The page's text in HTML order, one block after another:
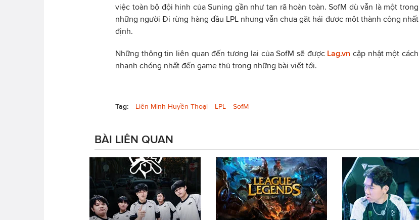
việc toàn bộ đội hinh của Suning gần như tan rã hoàn toàn. SofM dù vẫn là một trong
những người Đi rừng hàng đầu LPL nhưng vẫn chưa gặt hái được một thành công nhất
định.
Những thông tin liên quan đến tương lai của SofM sẽ được Lag.vn cập nhật một cách
nhanh chóng nhất đến game thủ trong những bài viết tới.
Tag: Liên Minh Huyền Thoại LPL SofM
BÀI LIÊN QUAN